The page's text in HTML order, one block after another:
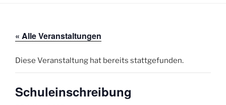
« Alle Veranstaltungen
Diese Veranstaltung hat bereits stattgefunden.
Schuleinschreibung